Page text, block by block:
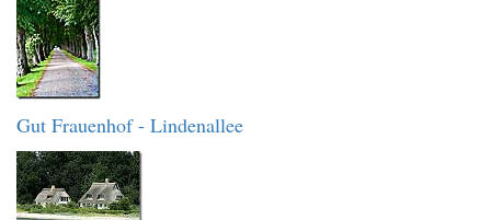
Gut Frauenhof - Lindenallee